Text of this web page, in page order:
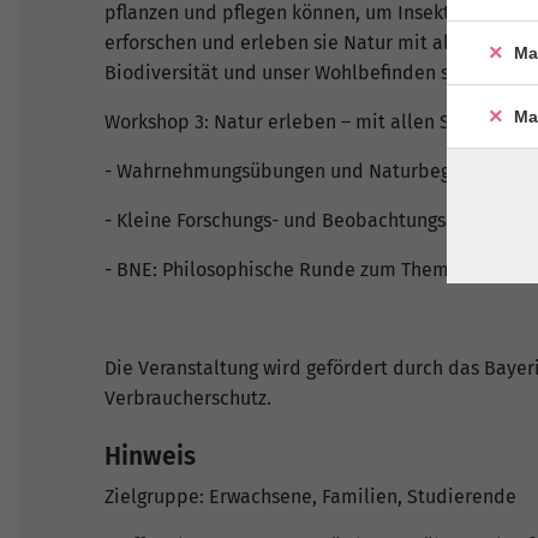
pflanzen und pflegen können, um Insekten und
erforschen und erleben sie Natur mit allen
Biodiversität und unser Wohlbefinden sind.
Workshop 3: Natur erleben – mit allen Sinnen
- Wahrnehmungsübungen und Naturbegegnung
- Kleine Forschungs- und Beobachtungsaufgaben
- BNE: Philosophische Runde zum Thema Vielfalt
Die Veranstaltung wird gefördert durch das
Verbraucherschutz.
Hinweis
Zielgruppe: Erwachsene, Familien, Studierende